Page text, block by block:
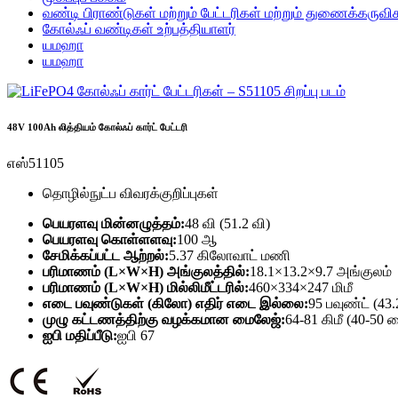
வண்டி பிராண்டுகள் மற்றும் பேட்டரிகள் மற்றும்
கோல்ஃப் வண்டிகள் உற்பத்தியாளர்
யமஹா
யமஹா
48V 100Ah லித்தியம் கோல்ஃப் கார்ட் பேட்டரி
எஸ்51105
தொழில்நுட்ப விவரக்குறிப்புகள்
பெயரளவு மின்னழுத்தம்:48 வி (51.2 வி)
பெயரளவு கொள்ளளவு:100 ஆ
சேமிக்கப்பட்ட ஆற்றல்:5.37 கிலோவாட் மணி
பரிமாணம் (L×W×H) அங்குலத்தில்:18.1×13.2×9.7 அங்குலம்
பரிமாணம் (L×W×H) மில்லிமீட்டரில்:460×334×247 மிமீ
எடை பவுண்டுகள் (கிலோ) எதிர் எடை இல்லை:95 பவுண்ட்
முழு கட்டணத்திற்கு வழக்கமான மைலேஜ்:64-81 கிமீ (40-
ஐபி மதிப்பீடு:ஐபி 67